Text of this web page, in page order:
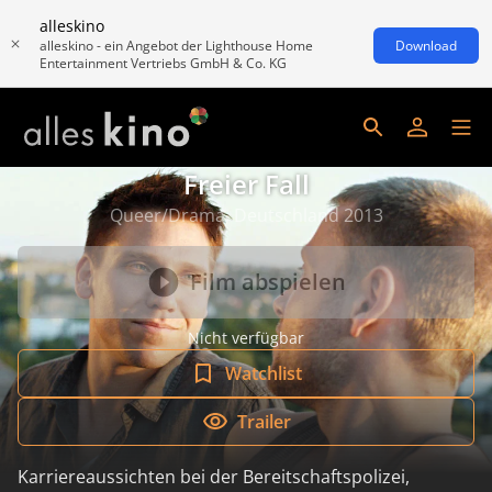
alleskino
alleskino - ein Angebot der Lighthouse Home
Entertainment Vertriebs GmbH & Co. KG
Download
Freier Fall
Queer/Drama, Deutschland 2013
Film abspielen
Nicht verfügbar
Watchlist
Trailer
Karriereaussichten bei der Bereitschaftspolizei,